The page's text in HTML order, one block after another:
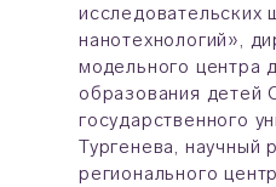
исследовательских
нанотехнологий»,
модельного центра
образования детей
государственного
Тургенева, научный
регионального